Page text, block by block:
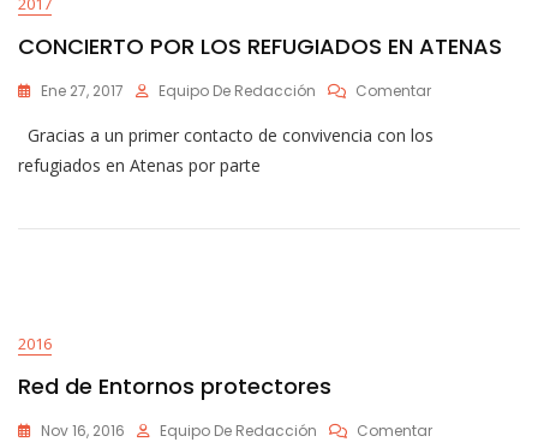
CONCIERTO POR LOS REFUGIADOS EN ATENAS
Ene 27, 2017 Equipo De Redacción ComentarEn
POR
ATENAS
Gracias a un primer contacto de convivencia con los
refugiados en Atenas por parte
2016
Red de Entornos protectores
Nov 16, 2016 Equipo De Redacción ComentarEn